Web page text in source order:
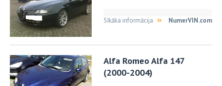
NumerVIN.com
Sīkāka informācija
Alfa Romeo Alfa 147
(2000-2004)